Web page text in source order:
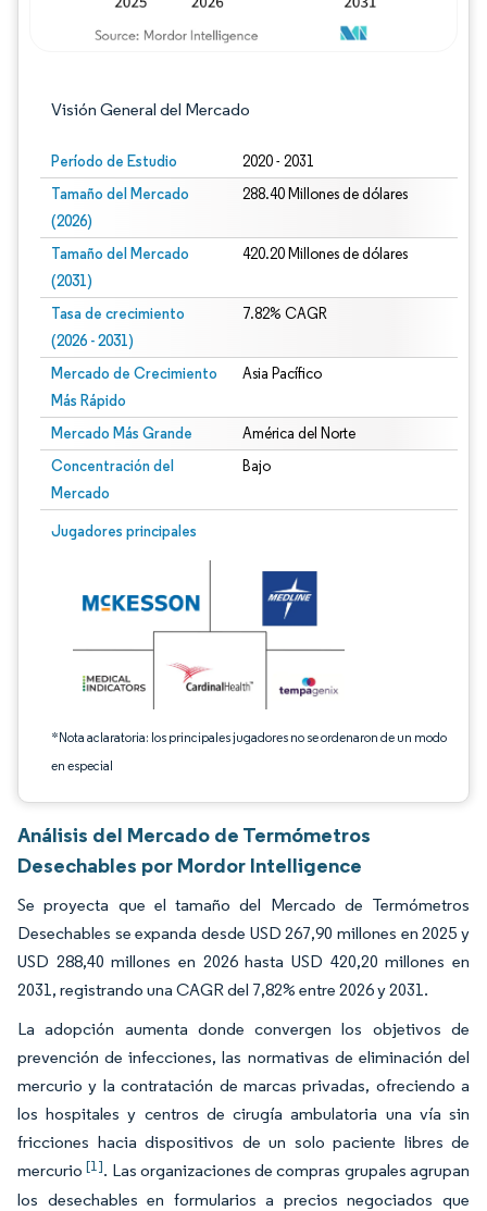
Visión General del Mercado
Período de Estudio 2020 - 2031
Tamaño del Mercado
(2026)
288.40 Millones de dólares
Tamaño del Mercado
(2031)
420.20 Millones de dólares
Tasa de crecimiento
(2026 - 2031)
7.82% CAGR
Mercado de Crecimiento
Más Rápido
Asia Pacífico
Mercado Más Grande América del Norte
Concentración del
Mercado
Bajo
Jugadores principales
*Nota aclaratoria: los principales jugadores no se ordenaron de un modo
en especial
Imagen © Mordor Intelligence. El uso requiere atribución según CC BY 4.0.
Análisis del Mercado de Termómetros
Desechables por Mordor Intelligence
Se proyecta que el tamaño del Mercado de Termómetros
Desechables se expanda desde USD 267,90 millones en 2025 y
USD 288,40 millones en 2026 hasta USD 420,20 millones en
2031, registrando una CAGR del 7,82% entre 2026 y 2031.
La adopción aumenta donde convergen los objetivos de
prevención de infecciones, las normativas de eliminación del
mercurio y la contratación de marcas privadas, ofreciendo a
los hospitales y centros de cirugía ambulatoria una vía sin
fricciones hacia dispositivos de un solo paciente libres de
mercurio[1]. Las organizaciones de compras grupales agrupan
los desechables en formularios a precios negociados que